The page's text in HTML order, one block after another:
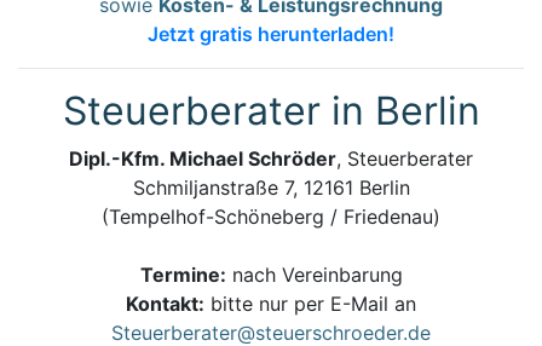
Jetzt gratis herunterladen!
Steuerberater in Berlin
Dipl.-Kfm. Michael Schröder, Steuerberater
Schmiljanstraße 7, 12161 Berlin
(Tempelhof-Schöneberg / Friedenau)
Termine: nach Vereinbarung
Kontakt: bitte nur per E-Mail an
Steuerberater@steuerschroeder.de